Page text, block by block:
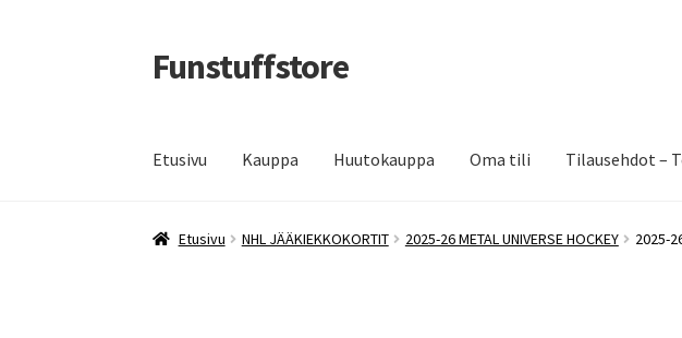
Siirry
navigointiin
Siirry
sisältöön
Funstuffstore
Etusivu Kauppa Huutokauppa Oma tili Tilausehdot –
Etusivu NHL JÄÄKIEKKOKORTIT 2025-26 METAL UNIVERSE HOCKEY 2025-